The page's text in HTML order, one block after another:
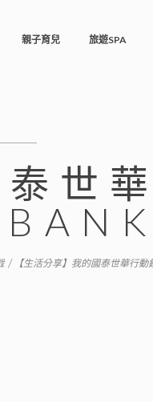
親子育兒 旅遊SPA
世
/ 【生活分享】我的國泰世華行